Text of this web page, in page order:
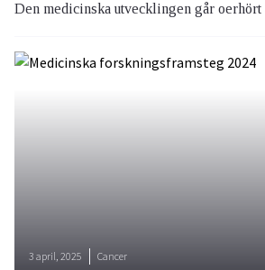
Den medicinska utvecklingen går oerhört
3 april, 2025 Cancer